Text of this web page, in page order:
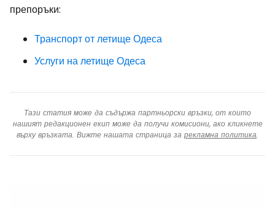
препоръки:
Транспорт от летище Одеса
Услуги на летище Одеса
Тази статия може да съдържа партньорски връзки, от които
нашият редакционен екип може да получи комисиони, ако кликнете
върху връзката. Вижте нашата страница за рекламна политика.